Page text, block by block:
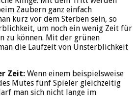
Zaubern ganz einfach
kurz vor dem Sterben sein, so
um noch ein wenig Zeit für
zu können. Mit der grünen
die Laufzeit von Unsterblichkeit
Zeit: Wenn einem beispielsweise
Mutes fünf Spieler gleichzeitig
man sich nicht lange im